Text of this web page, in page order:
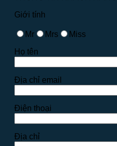
Giới tính
Mr Mrs
Miss
Họ tên
Địa chỉ email
Điện thoại
Địa chỉ